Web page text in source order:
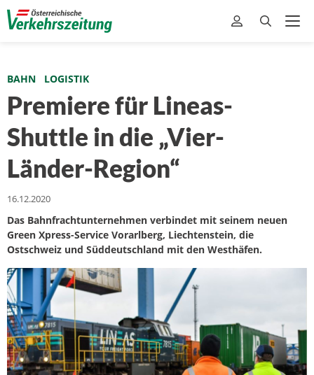
BAHN LOGISTIK
Premiere für Lineas-
Shuttle in die „Vier-
Länder-Region“
16.12.2020
Das Bahnfrachtunternehmen verbindet mit seinem neuen
Green Xpress-Service Vorarlberg, Liechtenstein, die
Ostschweiz und Süddeutschland mit den Westhäfen.